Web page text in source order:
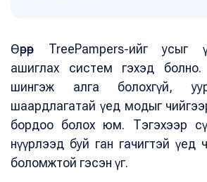
Өөрөөр TreePampers-ийг усыг
ашиглах систем гэхэд болно.
шингэж алга болохгүй,
шаардлагатай үед модыг
бордоо болох юм. Тэгэхээр
нүүрлээд буй ган гачигтэй үед
боломжтой гэсэн үг.